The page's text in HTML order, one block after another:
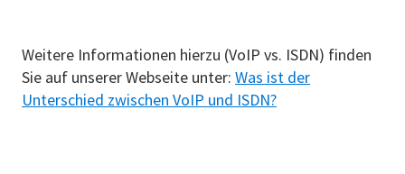
Weitere Informationen hierzu (VoIP vs. ISDN) finden
Sie auf unserer Webseite unter: Was ist der
Unterschied zwischen VoIP und ISDN?